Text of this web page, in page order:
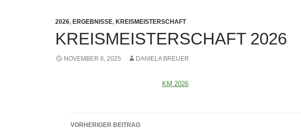
2026, ERGEBNISSE, KREISMEISTERSCHAFT
KREISMEISTERSCHAFT 2026
NOVEMBER 6, 2025 DANIELA BREUER
KM 2026
Beitragsnavigation
VORHERIGER BEITRAG